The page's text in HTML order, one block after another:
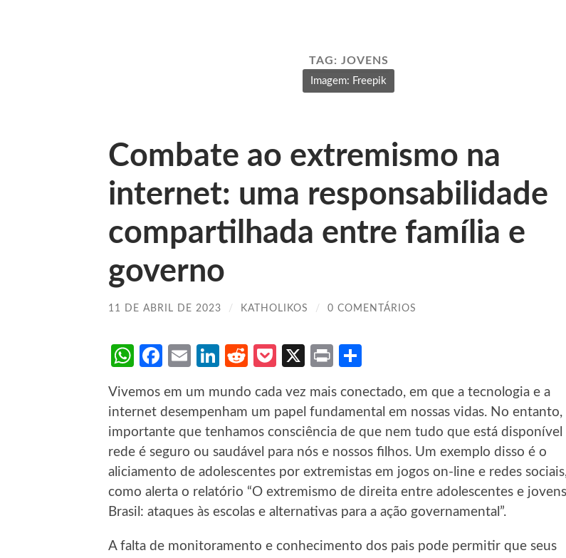
TAG: JOVENS
Imagem: Freepik
Combate ao extremismo na
internet: uma responsabilidade
compartilhada entre família e
governo
11 DE ABRIL DE 2023 / KATHOLIKOS / 0 COMENTÁRIOS
WhatsApp
Facebook
EmailLinkedIn
RedditPocket
X Print
Vivemos em um mundo cada vez mais conectado, em que a tecnologia e a
internet desempenham um papel fundamental em nossas vidas. No entanto,
importante que tenhamos consciência de que nem tudo que está disponível
rede é seguro ou saudável para nós e nossos filhos. Um exemplo disso é o
aliciamento de adolescentes por extremistas em jogos on-line e redes
como alerta o relatório “O extremismo de direita entre adolescentes e
Brasil: ataques às escolas e alternativas para a ação governamental”.
A falta de monitoramento e conhecimento dos pais pode permitir que seus